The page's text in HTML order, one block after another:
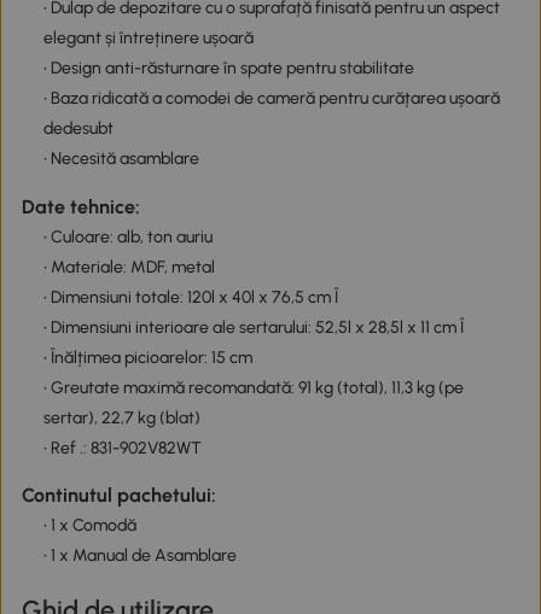
• Dulap de depozitare cu o suprafață finisată pentru un aspect
elegant și întreținere ușoară
• Design anti-răsturnare în spate pentru stabilitate
• Baza ridicată a comodei de cameră pentru curățarea ușoară
dedesubt
• Necesită asamblare
Date tehnice:
• Culoare: alb, ton auriu
• Materiale: MDF, metal
• Dimensiuni totale: 120l x 40l x 76,5 cm Î
• Dimensiuni interioare ale sertarului: 52,5l x 28,5l x 11 cm Î
• Înălțimea picioarelor: 15 cm
• Greutate maximă recomandată: 91 kg (total), 11,3 kg (pe
sertar), 22,7 kg (blat)
• Ref .: 831-902V82WT
Continutul pachetului:
• 1 x Comodă
• 1 x Manual de Asamblare